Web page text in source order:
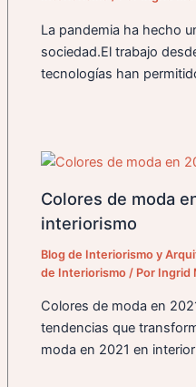
La pandemia ha hecho
sociedad.El trabajo
tecnologías han
Colores de moda
interiorismo
Blog de Interiorismo y
de Interiorismo / Por Ingrid
Colores de moda en
tendencias que
moda en 2021 en